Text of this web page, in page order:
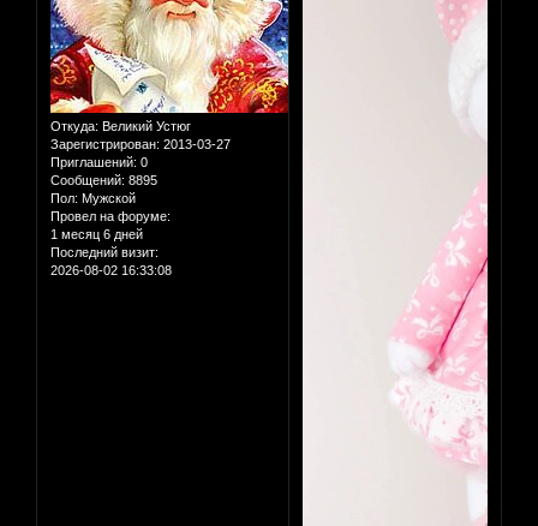
Откуда: Великий Устюг
Зарегистрирован: 2013-03-27
Приглашений: 0
Сообщений: 8895
Пол: Мужской
Провел на форуме:
1 месяц 6 дней
Последний визит:
2026-08-02 16:33:08